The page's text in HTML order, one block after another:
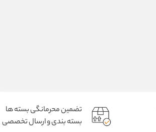
تضمین محرمانگی بسته ها
بسته بندی و ارسال تخصصی